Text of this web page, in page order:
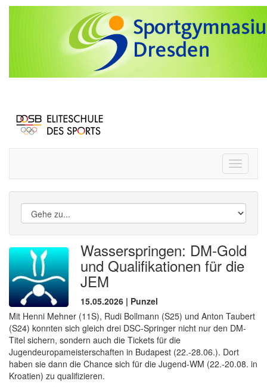
Toggle
Wasserspringen: DM-Gold
und Qualifikationen für die
JEM
15.05.2026 | Punzel
Mit Henni Mehner (11S), Rudi Bollmann (S25) und Anton Taubert
(S24) konnten sich gleich drei DSC-Springer nicht nur den DM-
Titel sichern, sondern auch die Tickets für die
Jugendeuropameisterschaften in Budapest (22.-28.06.). Dort
haben sie dann die Chance sich für die Jugend-WM (22.-20.08. in
Kroatien) zu qualifizieren.